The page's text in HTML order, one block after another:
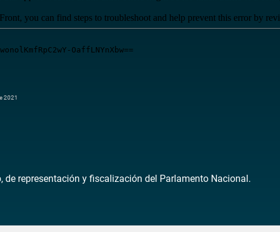
2021
representación y fiscalización del Parlamento Nacional.